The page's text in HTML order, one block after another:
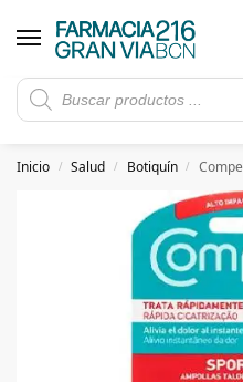
Rebajas de verano
5€ de descuento con el cupón
Inicio / Salud / Botiquín /